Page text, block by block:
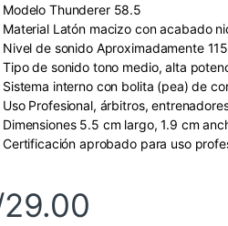
ModeloThunderer 58.5
Material Latón macizo con acabado
Nivel de sonido Aproximadamente
Tipo de sonido tono medio, alta
Sistema interno con bolita (pea) de
Uso Profesional, árbitros,
Dimensiones 5.5 cm largo, 1.9 cm
Certificación aprobado para uso
29.00